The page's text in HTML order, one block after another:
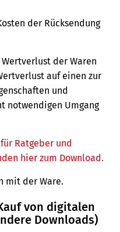
der Rücksendung
der Waren
auf einen zur
und
notwendigen Umgang
Ratgeber und
hier zum Download.
mit der Ware.
von digitalen
Downloads)